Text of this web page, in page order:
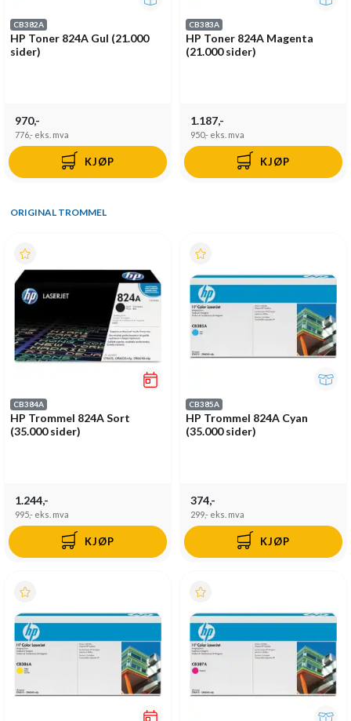
CB382A
HP Toner 824A Gul (21.000
sider)
970,-
776,- eks. mva
KJØP
CB383A
HP Toner 824A Magenta
(21.000 sider)
1.187,-
950,- eks. mva
KJØP
ORIGINAL TROMMEL
CB384A
HP Trommel 824A Sort
(35.000 sider)
1.244,-
995,- eks. mva
KJØP
CB385A
HP Trommel 824A Cyan
(35.000 sider)
374,-
299,- eks. mva
KJØP